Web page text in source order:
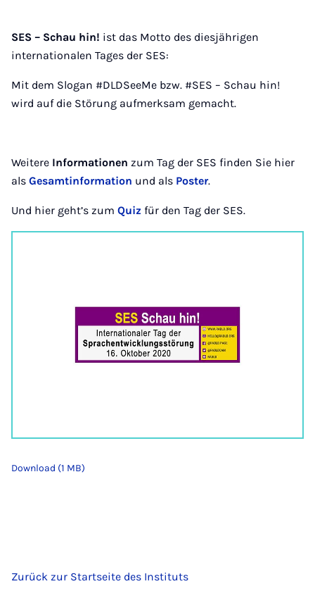
SES – Schau hin! ist das Motto des diesjährigen
internationalen Tages der SES:
Mit dem Slogan #DLDSeeMe bzw. #SES – Schau hin!
wird auf die Störung aufmerksam gemacht.
Weitere Informationen zum Tag der SES finden Sie hier
als Gesamtinformation und als Poster.
Und hier geht’s zum Quiz für den Tag der SES.
Download (1 MB)
Zurück zur Startseite des Instituts